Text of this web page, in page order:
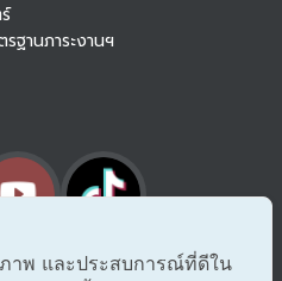
ฐานภาระงานฯ
ฤติมิชอบ
าพ และประสบการณ์ที่ดีใน